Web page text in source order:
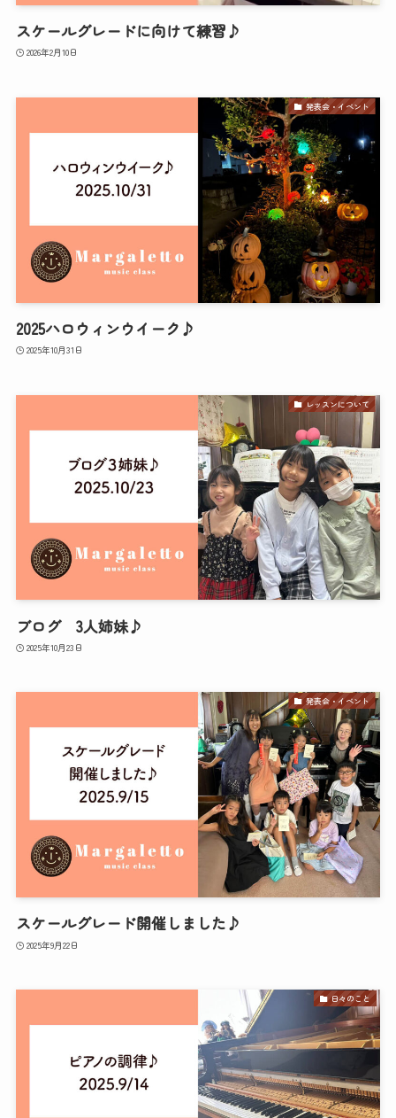
スケールグレードに向けて練習♪
2026年2月10日
発表会・イベント
2025ハロウィンウイーク♪
2025年10月31日
レッスンについて
ブログ 3人姉妹♪
2025年10月23日
発表会・イベント
スケールグレード開催しました♪
2025年9月22日
日々のこと